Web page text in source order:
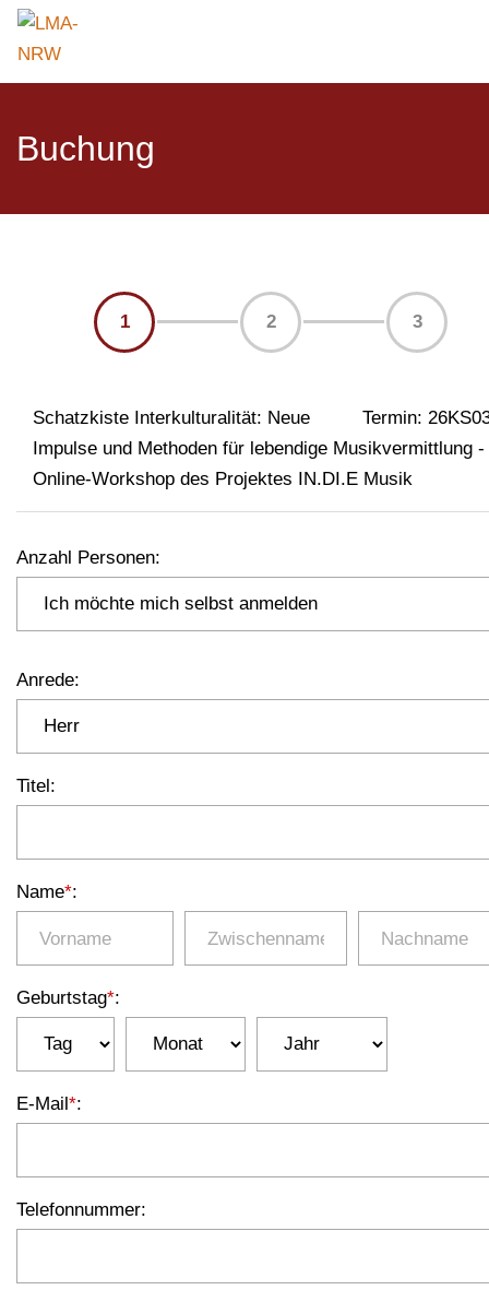
Buchung
1 2 3
Termin:
Schatzkiste Interkulturalität: Neue
Impulse und Methoden für lebendige Musikvermittlung -
Online-Workshop des Projektes IN.DI.E Musik
Anzahl Personen:
Anrede:
Titel:
Name*:
Geburtstag*:
E-Mail*:
Telefonnummer: